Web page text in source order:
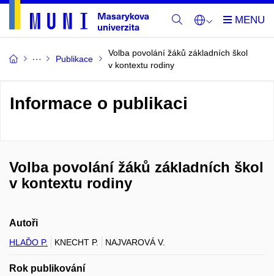
Publikace
Volba povolání žáků základních škol
v kontextu rodiny
Informace o publikaci
Volba povolání žáků základních škol
v kontextu rodiny
Autoři
HLAĎO P. KNECHT P. NAJVAROVÁ V.
Rok publikování